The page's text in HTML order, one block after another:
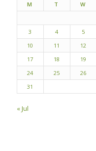
M T W
3
4 5
10
11 12
17
18 19
24
25 26
31
« Jul